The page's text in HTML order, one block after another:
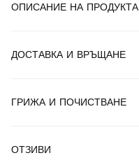
ОПИСАНИЕ НА ПРОДУКТА
ДОСТАВКА И ВРЪЩАНЕ
Доставка до дома
ГРИЖА И ПОЧИСТВАНЕ
ОТЗИВИ